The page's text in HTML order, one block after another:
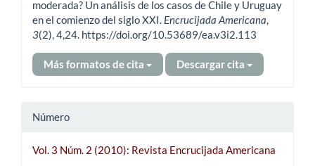
moderada? Un análisis de los casos de Chile y Uruguay
en el comienzo del siglo XXI. Encrucijada Americana,
3(2), 4,24. https://doi.org/10.53689/ea.v3i2.113
Más formatos de cita Descargar cita
Número
Vol. 3 Núm. 2 (2010): Revista Encrucijada Americana